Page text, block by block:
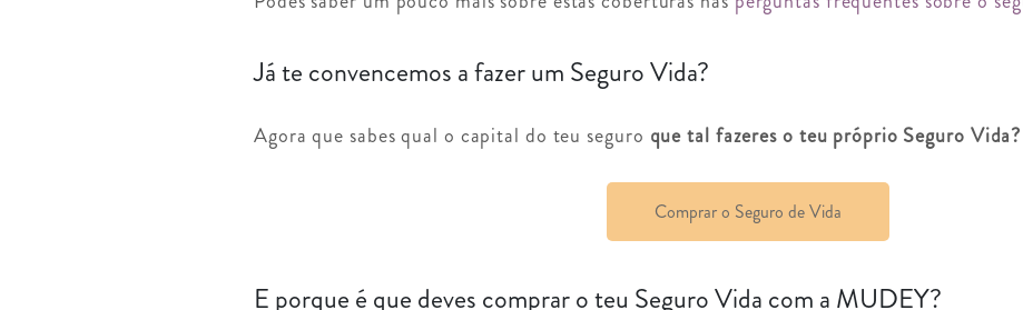
Já te convencemos a fazer um Seguro Vida?
Agora que sabes qual o capital do teu seguro que tal fazeres o teu próprio Seguro Vida?
Comprar o Seguro de Vida
E porque é que deves comprar o teu Seguro Vida com a MUDEY?